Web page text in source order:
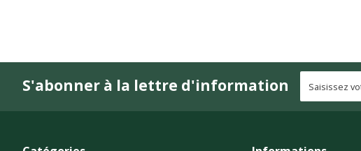
S'abonner à la lettre d'information